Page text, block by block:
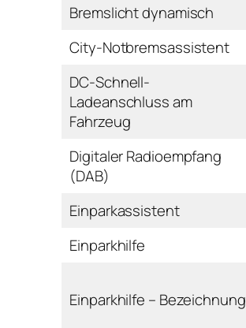
Bremslicht dynamisch
City-Notbremsassistent
DC-Schnell-
Ladeanschluss am
Fahrzeug
Digitaler Radioempfang
(DAB)
Einparkassistent
Einparkhilfe
Einparkhilfe – Bezeichnung